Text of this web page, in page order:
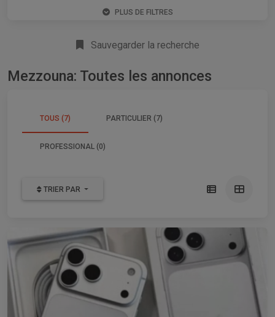
PLUS DE FILTRES
Sauvegarder la recherche
Mezzouna: Toutes les annonces
TOUS (7) PARTICULIER (7)
PROFESSIONAL (0)
TRIER PAR